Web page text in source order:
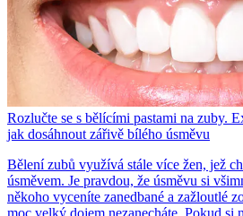
Rozlučte se s bělícími pastami na zuby.
jak dosáhnout zářivě bílého úsměvu
Bělení zubů využívá stále více žen, jež
úsměvem. Je pravdou, že úsměvu si
někoho vyceníte zanedbané a zažloutlé
moc velký dojem nezanecháte. Pokud si